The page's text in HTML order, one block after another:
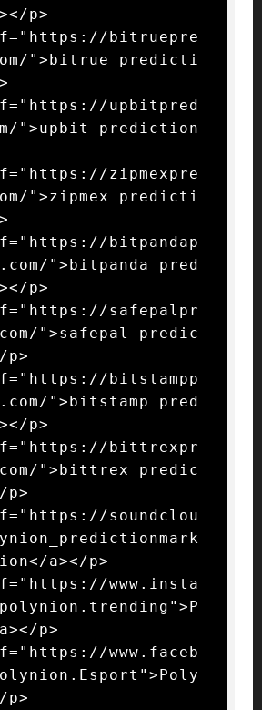
p>
bitruepre
">bitrue predicti
upbitpred
">upbit prediction
zipmexpre
">zipmex predicti
bitpandap
">bitpanda pred
p>
safepalpr
">safepal predic
p>
bitstampp
">bitstamp pred
p>
bittrexpr
">bittrex predic
p>
soundclou
a></p>
www.insta
polynion.trending">P
p>
www.faceb
p>